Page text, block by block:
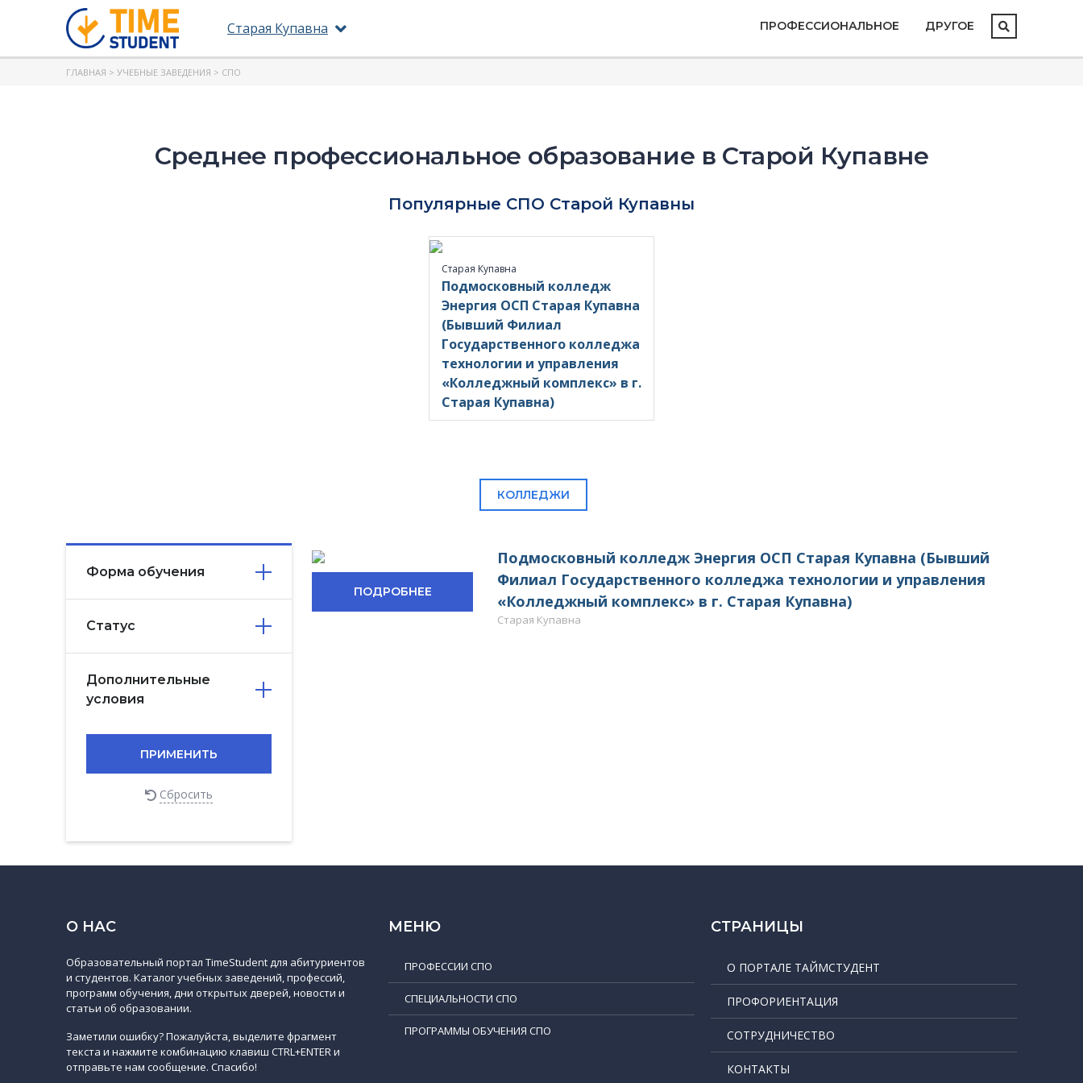
Старая Купавна ПРОФЕССИОНАЛЬНОЕ ДРУГОЕ
ГЛАВНАЯ > УЧЕБНЫЕ ЗАВЕДЕНИЯ > СПО
Среднее профессиональное образование в Старой Купавне
Популярные СПО Старой Купавны
Старая Купавна
Подмосковный колледж
Энергия ОСП Старая Купавна
(Бывший Филиал
Государственного колледжа
технологии и управления
«Колледжный комплекс» в г.
Старая Купавна)
КОЛЛЕДЖИ
Форма обучения
Статус
Дополнительные
условия
ПРИМЕНИТЬ
Сбросить
ПОДРОБНЕЕ
Подмосковный колледж Энергия ОСП Старая Купавна (Бывший
Филиал Государственного колледжа технологии и управления
«Колледжный комплекс» в г. Старая Купавна)
Старая Купавна
О НАС
Образовательный портал TimeStudent для абитуриентов
и студентов. Каталог учебных заведений, профессий,
программ обучения, дни открытых дверей, новости и
статьи об образовании.
Заметили ошибку? Пожалуйста, выделите фрагмент
текста и нажмите комбинацию клавиш CTRL+ENTER и
отправьте нам сообщение. Спасибо!
МЕНЮ
ПРОФЕССИИ СПО
СПЕЦИАЛЬНОСТИ СПО
ПРОГРАММЫ ОБУЧЕНИЯ СПО
СТРАНИЦЫ
О ПОРТАЛЕ ТАЙМСТУДЕНТ
ПРОФОРИЕНТАЦИЯ
СОТРУДНИЧЕСТВО
КОНТАКТЫ